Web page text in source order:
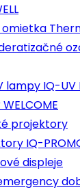
lampy IQ-UV
projektory
IQ-
displeje